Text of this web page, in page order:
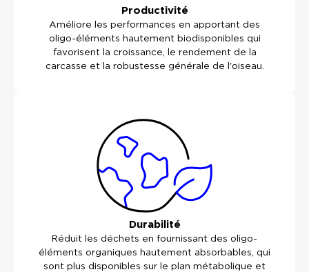
Productivité
Améliore les performances en apportant des
oligo-éléments hautement biodisponibles qui
favorisent la croissance, le rendement de la
carcasse et la robustesse générale de l'oiseau.
Durabilité
Réduit les déchets en fournissant des oligo-
éléments organiques hautement absorbables, qui
sont plus disponibles sur le plan métabolique et